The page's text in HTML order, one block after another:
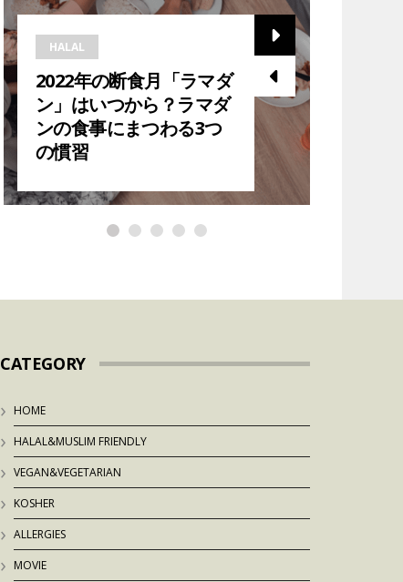
HALAL
2022年の断食月「ラマダ
ン」はいつから？ラマダ
ンの食事にまつわる3つ
の慣習
CATEGORY
HOME
HALAL&MUSLIM FRIENDLY
VEGAN&VEGETARIAN
KOSHER
ALLERGIES
MOVIE